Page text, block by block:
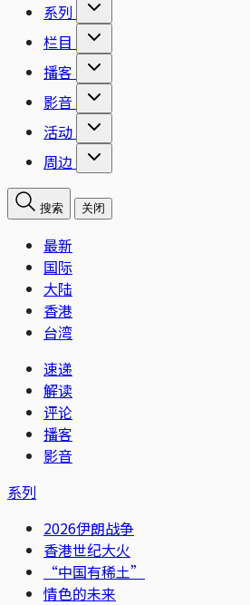
系列
栏目
播客
影音
活动
周边
搜索 关闭
最新
国际
大陆
香港
台湾
速递
解读
评论
播客
影音
系列
2026伊朗战争
香港世纪大火
“中国有稀土”
情色的未来